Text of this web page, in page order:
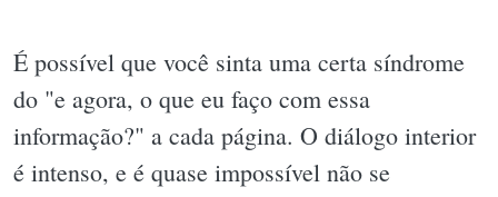
É possível que você sinta uma certa síndrome
do "e agora, o que eu faço com essa
informação?" a cada página. O diálogo interior
é intenso, e é quase impossível não se